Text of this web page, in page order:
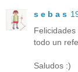
s e b a s
todo un
Saludos :)